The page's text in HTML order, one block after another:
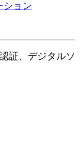
ション
証、デジタルソ